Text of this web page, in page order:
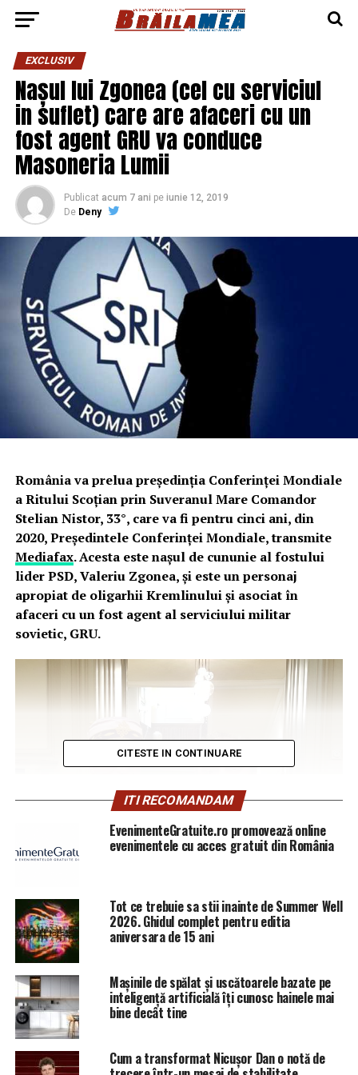
EXCLUSIV
Nașul lui Zgonea (cel cu serviciul
in suflet) care are afaceri cu un
fost agent GRU va conduce
Masoneria Lumii
Publicat acum 7 ani pe iunie 12, 2019
De Deny
România va prelua preşedinţia Conferinţei Mondiale
a Ritului Scoţian prin Suveranul Mare Comandor
Stelian Nistor, 33°, care va fi pentru cinci ani, din
2020, Preşedintele Conferinţei Mondiale, transmite
Mediafax. Acesta este nașul de cununie al fostului
lider PSD, Valeriu Zgonea, și este un personaj
apropiat de oligarhii Kremlinului și asociat în
afaceri cu un fost agent al serviciului militar
sovietic, GRU.
În ţara noastră, Ritul este condus de către Suveranul
Mare Comandor Stelian Nistor, 33, care urmează să
preia, în numele României, postul de preşedinte al
Conferinţei Mondiale a Ritului Scoţian, începând din 23
mai 2020 şi până în 2025.
Stelian Nistor
, fost proprietar al Iulius Mall Suceava,
CITESTE IN CONTINUARE
ITI RECOMANDAM
EvenimenteGratuite.ro promovează online
evenimentele cu acces gratuit din România
Tot ce trebuie sa stii inainte de Summer Well
2026. Ghidul complet pentru editia
aniversara de 15 ani
Mașinile de spălat și uscătoarele bazate pe
inteligență artificială îți cunosc hainele mai
bine decât tine
Cum a transformat Nicușor Dan o notă de